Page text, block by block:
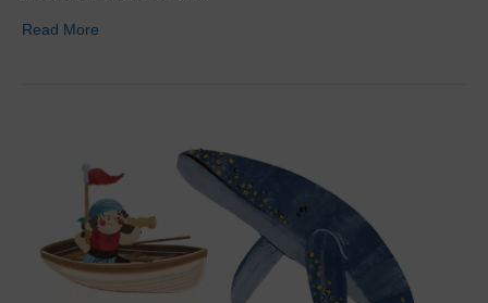
Read More